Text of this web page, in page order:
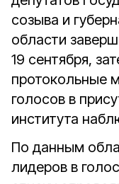
созыва и
области
19 сентября,
протокольные
голосов в
института
По данным
лидеров в